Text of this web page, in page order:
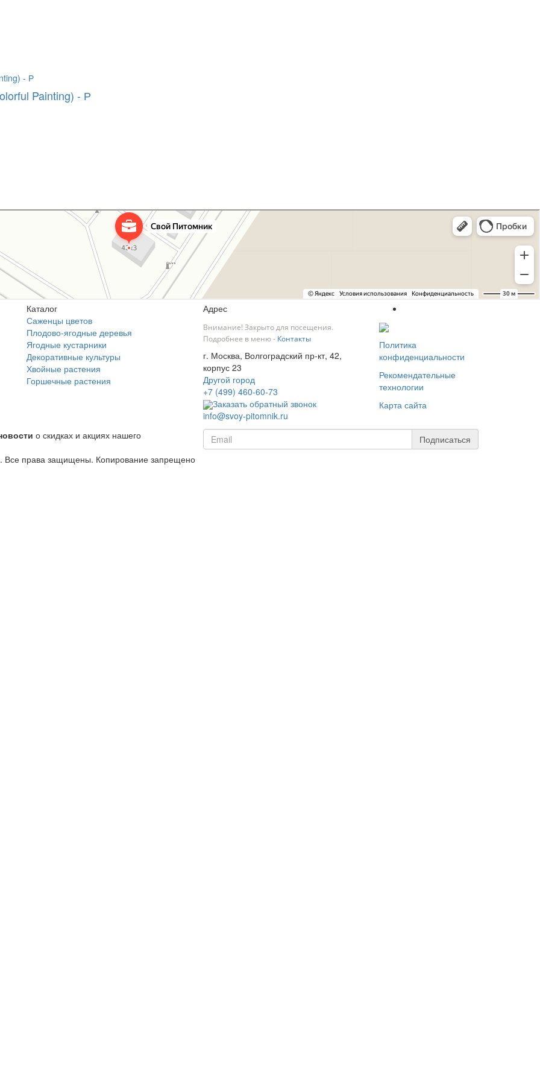
Painting) - Р
Каталог
Саженцы цветов
Плодово-ягодные деревья
Ягодные кустарники
Декоративные культуры
Хвойные растения
Горшечные растения
Адрес
Внимание! Закрыто для посещения.
Подробнее в меню - Контакты
г. Москва, Волгоградский пр-кт, 42,
корпус 23
Другой город
+7 (499) 460-60-73
Заказать обратный звонок
info@svoy-pitomnik.ru
Политика
конфиденциальности
Рекомендательные
технологии
Карта сайта
о скидках и акциях нашего
Подписаться
Все права защищены. Копирование запрещено